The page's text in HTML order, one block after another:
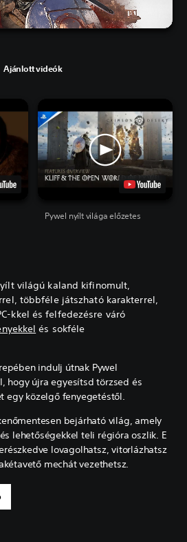
Ajánlott videók
Pywel nyílt világa előzetes
világú kaland kifinomult,
többféle játszható karakterrel,
kkel és felfedezésre váró
és sokféle
indulj útnak Pywel
hogy újra egyesítsd törzsed és
egy közelgő fenyegetéstől.
bejárható világ, amely
lehetőségekkel teli régióra oszlik. E
lovagolhatsz, vitorlázhatsz
mechát vezethetsz.